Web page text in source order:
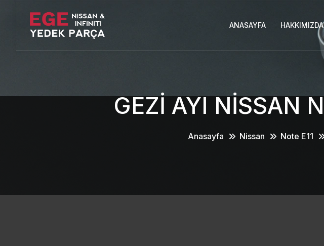
ANASAYFA HAKKIMIZDA
GEZİ AYI NİSSAN
Anasayfa Nissan Note E11